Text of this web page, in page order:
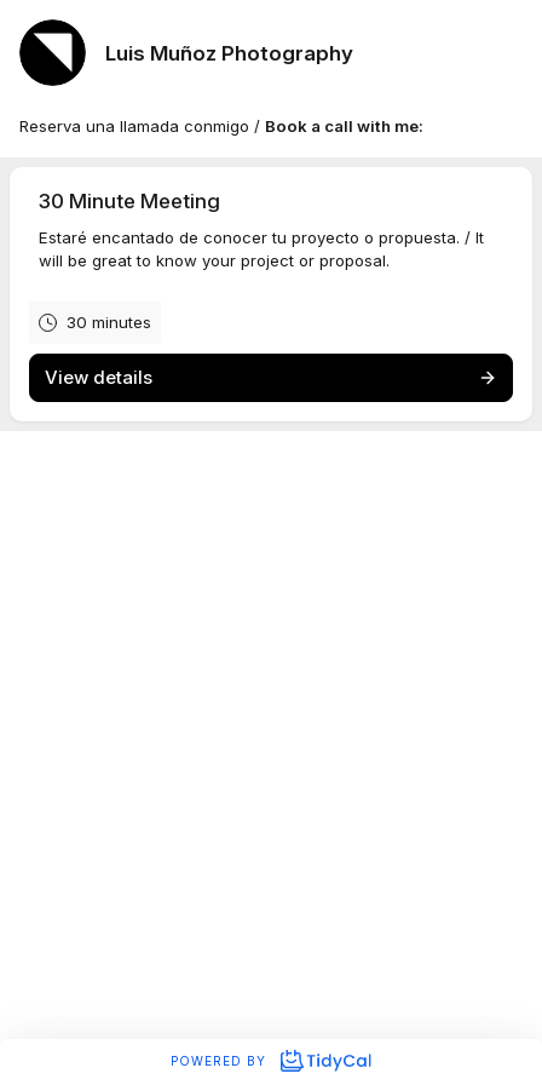
Luis Muñoz Photography
Reserva una llamada conmigo / Book a call with me:
30 Minute Meeting
Estaré encantado de conocer tu proyecto o propuesta. / It
will be great to know your project or proposal.
30 minutes
View details
POWERED BY